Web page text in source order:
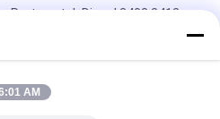
Parts untuk Diesel 3408 3412
3178021 / 291-5919 - 2P007695
Rail Injector Parts Untuk injektor
AM